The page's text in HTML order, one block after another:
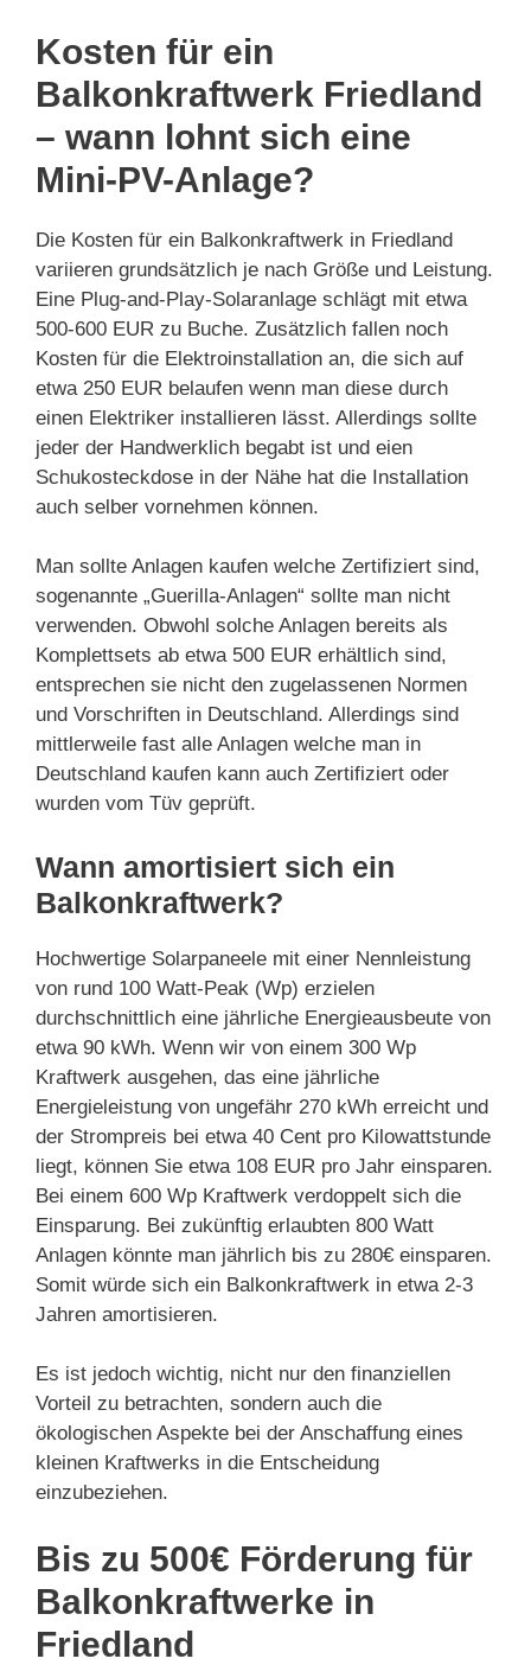
Kosten für ein
Balkonkraftwerk Friedland
– wann lohnt sich eine
Mini-PV-Anlage?
Die Kosten für ein Balkonkraftwerk in Friedland
variieren grundsätzlich je nach Größe und Leistung.
Eine Plug-and-Play-Solaranlage schlägt mit etwa
500-600 EUR zu Buche. Zusätzlich fallen noch
Kosten für die Elektroinstallation an, die sich auf
etwa 250 EUR belaufen wenn man diese durch
einen Elektriker installieren lässt. Allerdings sollte
jeder der Handwerklich begabt ist und eien
Schukosteckdose in der Nähe hat die Installation
auch selber vornehmen können.
Man sollte Anlagen kaufen welche Zertifiziert sind,
sogenannte „Guerilla-Anlagen“ sollte man nicht
verwenden. Obwohl solche Anlagen bereits als
Komplettsets ab etwa 500 EUR erhältlich sind,
entsprechen sie nicht den zugelassenen Normen
und Vorschriften in Deutschland. Allerdings sind
mittlerweile fast alle Anlagen welche man in
Deutschland kaufen kann auch Zertifiziert oder
wurden vom Tüv geprüft.
Wann amortisiert sich ein
Balkonkraftwerk?
Hochwertige Solarpaneele mit einer Nennleistung
von rund 100 Watt-Peak (Wp) erzielen
durchschnittlich eine jährliche Energieausbeute von
etwa 90 kWh. Wenn wir von einem 300 Wp
Kraftwerk ausgehen, das eine jährliche
Energieleistung von ungefähr 270 kWh erreicht und
der Strompreis bei etwa 40 Cent pro Kilowattstunde
liegt, können Sie etwa 108 EUR pro Jahr einsparen.
Bei einem 600 Wp Kraftwerk verdoppelt sich die
Einsparung. Bei zukünftig erlaubten 800 Watt
Anlagen könnte man jährlich bis zu 280€ einsparen.
Somit würde sich ein Balkonkraftwerk in etwa 2-3
Jahren amortisieren.
Es ist jedoch wichtig, nicht nur den finanziellen
Vorteil zu betrachten, sondern auch die
ökologischen Aspekte bei der Anschaffung eines
kleinen Kraftwerks in die Entscheidung
einzubeziehen.
Bis zu 500€ Förderung für
Balkonkraftwerke in
Friedland